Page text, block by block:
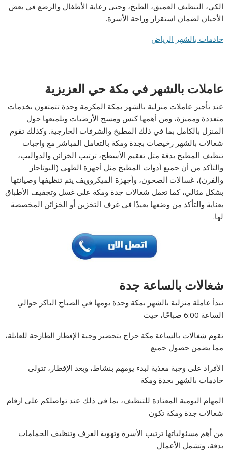
الكي، التنظيف العميق، الطبخ، وحتى رعاية الأطفال والرضع في بعض
الأحيان لضمان استقرار وراحة الأسرة.
خادمات بالشهر الرياض
عاملات بالشهر في مكة حي العزيزية
عند تأجير عاملات منزلية بالشهر بمكة المكرمة وجدة تتمتعون بخدمات
متعددة ومميزة، ومن أهمها كنس ومسح الأرضيات وتلميعها حول
المنزل بالكامل بما في ذلك المطبخ والشرفات الخارجية. وكذلك تقوم
شغالات بالشهر رخيصات بجدة ومكة بالتعامل المباشر مع واجبات
تنظيف المطبخ بدقة مثل تعقيم الأسطح، ترتيب الخزائن والدواليب،
والتأكد من أن جميع أدوات المطبخ مثل أجهزة الطهي (البوتاجاز
والفرن)، غسالات الصحون، وأجهزة الميكروويف يتم تنظيفها وصيانتها
بشكل مثالي، كما تعمل شغالات جدة ومكة على غسل وتجفيف الأطباق
بعناية والتأكد من وضعها بعيدًا في غرف التخزين أو الخزائن المخصصة
لها.
شغالات بالساعة جدة
تبدأ عاملة منزلية بالشهر بمكة وجدة يومها في الصباح الباكر حوالي
الساعة 6:00 صباحًا، حيث
تقوم شغالات بالساعة مكة حراج بتحضير وجبة الإفطار الطازجة للعائلة،
مما يضمن حصول جميع
الأفراد على وجبة مغذية لبدء يومهم بنشاط، وبعد الإفطار، تتولى
خادمات بالشهر بجدة ومكة
المهام اليومية المعتادة للتنظيف، بما في ذلك عند تواصلكم على ارقام
شغالات جدة ومكة تكون
من أهم مسئولياتها ترتيب الأسرة وتهوية الغرف وتنظيف الحمامات
بدقة، وتشمل الأعمال